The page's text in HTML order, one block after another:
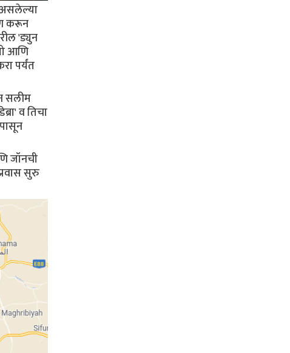
करून
'ड्युन
आणि
पर्यंत
सलीम
व तिचा
जॉनची
सुरु